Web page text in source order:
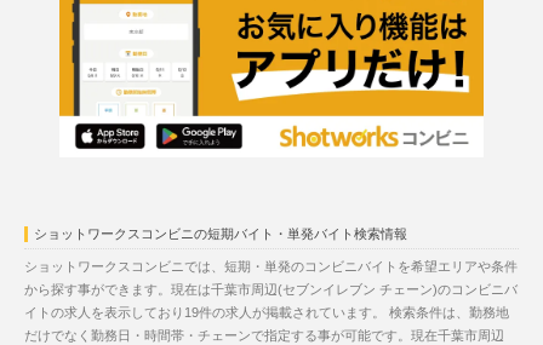
ショットワークスコンビニの短期バイト・単発バイト検索情報
ショットワークスコンビニでは、短期・単発のコンビニバイトを希望エリアや条件
から探す事ができます。現在は千葉市周辺(セブンイレブン チェーン)のコンビニバ
イトの求人を表示しており19件の求人が掲載されています。 検索条件は、勤務地
だけでなく勤務日・時間帯・チェーンで指定する事が可能です。現在千葉市周辺